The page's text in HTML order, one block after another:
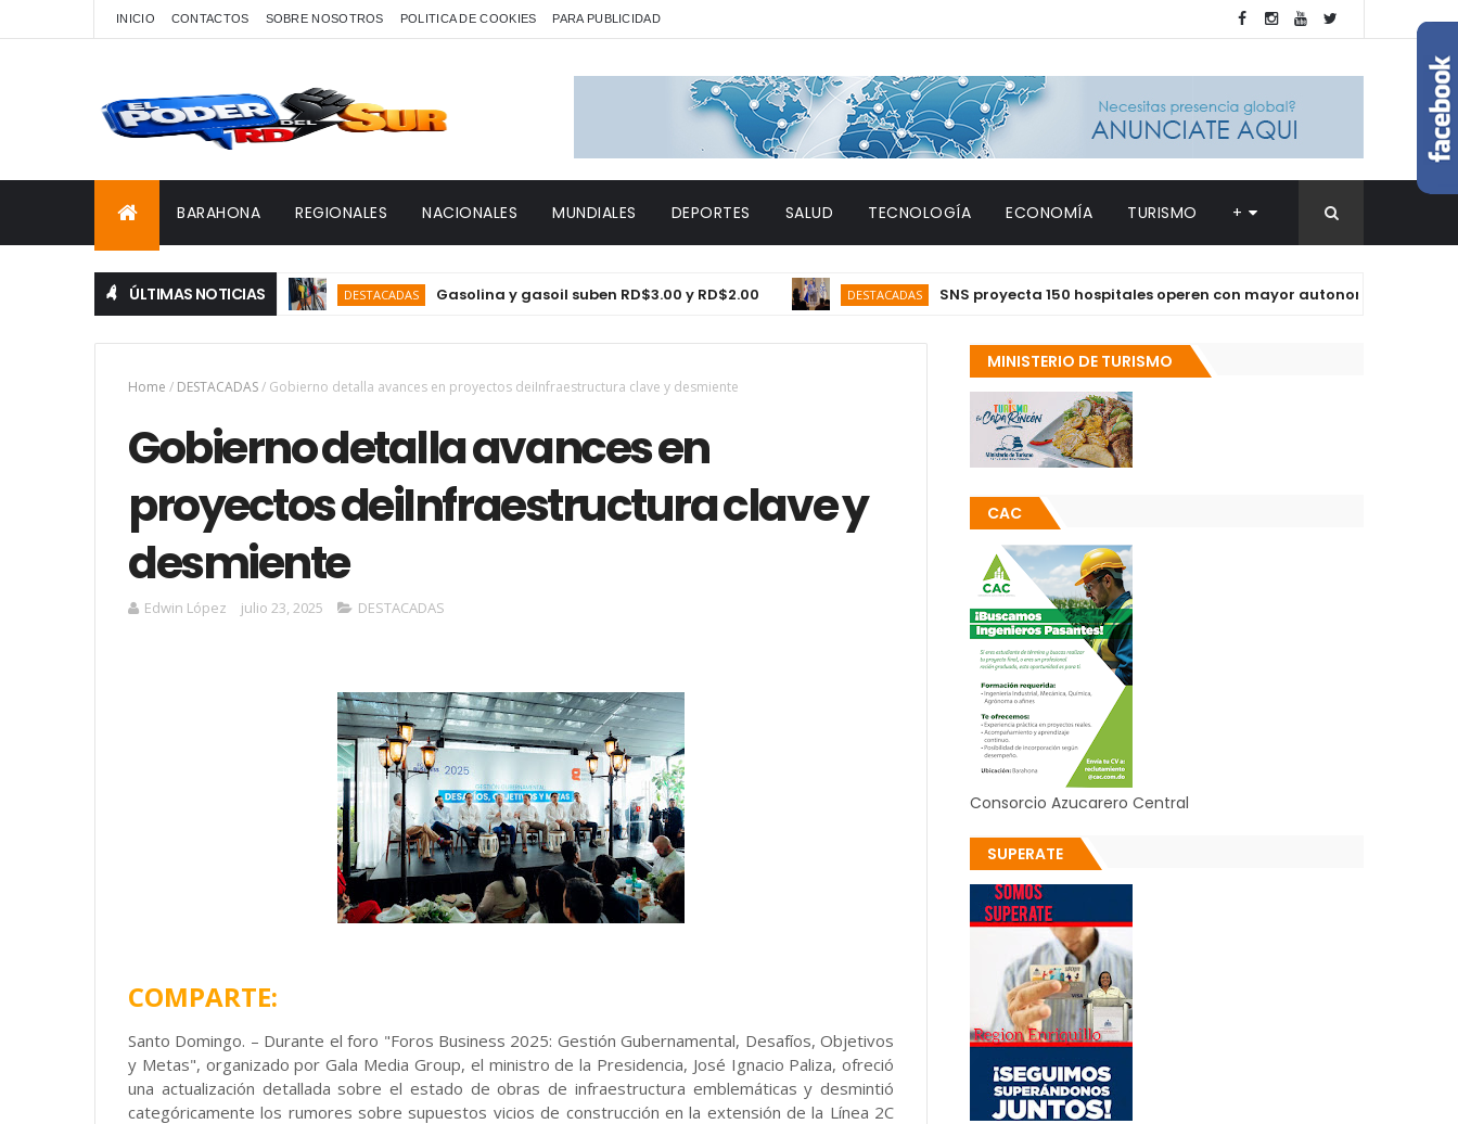
INICIO CONTACTOS SOBRE NOSOTROS POLITICA DE COOKIES PARA PUBLICIDAD
BARAHONA REGIONALES NACIONALES MUNDIALES DEPORTES SALUD TECNOLOGÍA ECONOMÍA TURISMO +
ÚLTIMAS NOTICIAS DESTACADAS Gasolina y gasoil suben RD$3.00 y RD$2.00 DESTACADAS SNS proyecta 150 hospitales operen con mayor autonomía en los próximos
Home / DESTACADAS/ Gobierno detalla avances en proyectos deiInfraestructura clave y desmiente
Gobierno detalla avances en
proyectos deiInfraestructura clave y
desmiente
Edwin López julio 23, 2025 DESTACADAS
COMPARTE:
Santo Domingo. – Durante el foro "Foros Business 2025: Gestión Gubernamental, Desafíos, Objetivos
y Metas", organizado por Gala Media Group, el ministro de la Presidencia, José Ignacio Paliza, ofreció
una actualización detallada sobre el estado de obras de infraestructura emblemáticas y desmintió
categóricamente los rumores sobre supuestos vicios de construcción en la extensión de la Línea 2C
MINISTERIO DE TURISMO
CAC
Consorcio Azucarero Central
SUPERATE